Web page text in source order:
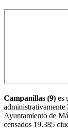
Campanillas (9) es
administrativamente
Ayuntamiento de
censados 19.385